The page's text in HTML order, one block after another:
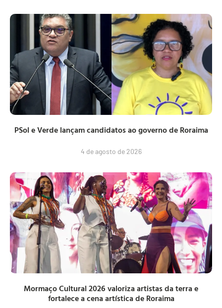
PSol e Verde lançam candidatos ao governo de Roraima
4 de agosto de 2026
Mormaço Cultural 2026 valoriza artistas da terra e
fortalece a cena artística de Roraima